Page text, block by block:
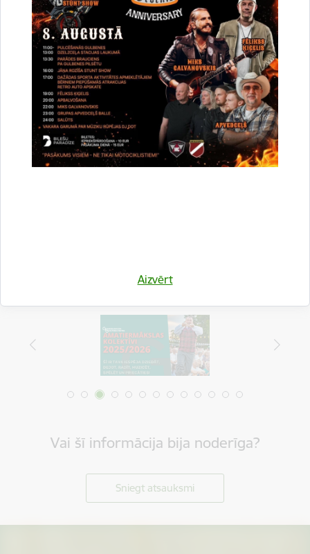
Aizvērt
Par nekustamā īpašuma pieslēguma
centralizētajai ūdensapgādes un/vai
kanalizācijas sistēmai būvniecības darbu
pabeigšanu un pašvaldības līdzfinansējuma
izmaksu:
Vai šī informācija bija noderīga?
Sniegt atsauksmi